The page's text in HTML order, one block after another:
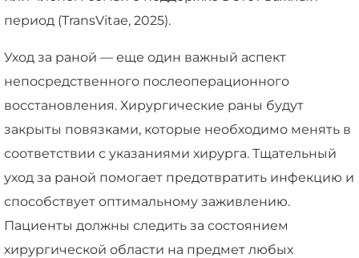
период (TransVitae, 2025).
Уход за раной — еще один важный аспект
непосредственного послеоперационного
восстановления. Хирургические раны будут
закрыты повязками, которые необходимо менять в
соответствии с указаниями хирурга. Тщательный
уход за раной помогает предотвратить инфекцию и
способствует оптимальному заживлению.
Пациенты должны следить за состоянием
хирургической области на предмет любых